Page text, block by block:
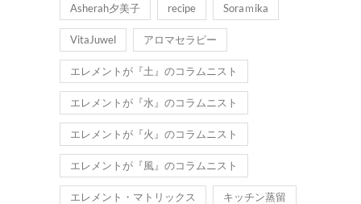
Asherah夕美子 recipe Soraｍika
VitaJuwel アロマセラピー
エレメントが『土』のコラムニスト
エレメントが『水』のコラムニスト
エレメントが『火』のコラムニスト
エレメントが『風』のコラムニスト
エレメント・マトリックス キッチン蒸留